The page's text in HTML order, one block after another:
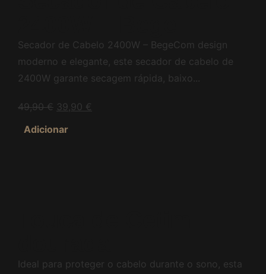
Secador de Cabelo 2400W – BegeCom design
moderno e elegante, este secador de cabelo de
2400W garante secagem rápida, baixo...
49,90€ 39,90 €
Adicionar
Ideal para proteger o cabelo durante o sono, esta